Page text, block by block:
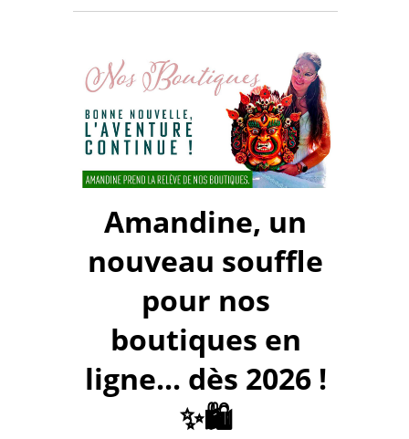
Amandine, un
nouveau souffle
pour nos
boutiques en
ligne... dès 2026 !
✨🛍️